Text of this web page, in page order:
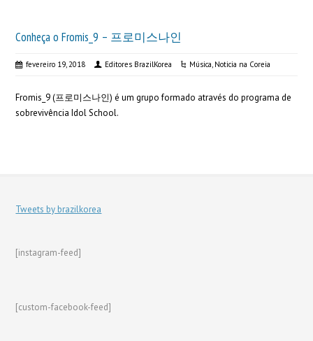
Conheça o Fromis_9 – 프로미스나인
fevereiro 19, 2018 Editores BrazilKorea Música, Noticia na Coreia
Fromis_9 (프로미스나인) é um grupo formado através do programa de
sobrevivência Idol School.
Tweets by brazilkorea
[instagram-feed]
[custom-facebook-feed]